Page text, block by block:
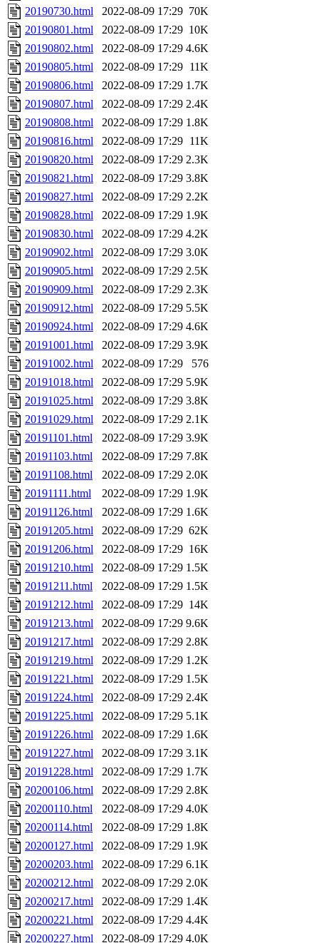
20190730.html
2022-08-09 17:29 70K
20190801.html
2022-08-09 17:29 10K
20190802.html
2022-08-09 17:29 4.6K
20190805.html
2022-08-09 17:29 11K
20190806.html
2022-08-09 17:29 1.7K
20190807.html
2022-08-09 17:29 2.4K
20190808.html
2022-08-09 17:29 1.8K
20190816.html
2022-08-09 17:29 11K
20190820.html
2022-08-09 17:29 2.3K
20190821.html
2022-08-09 17:29 3.8K
20190827.html
2022-08-09 17:29 2.2K
20190828.html
2022-08-09 17:29 1.9K
20190830.html
2022-08-09 17:29 4.2K
20190902.html
2022-08-09 17:29 3.0K
20190905.html
2022-08-09 17:29 2.5K
20190909.html
2022-08-09 17:29 2.3K
20190912.html
2022-08-09 17:29 5.5K
20190924.html
2022-08-09 17:29 4.6K
20191001.html
2022-08-09 17:29 3.9K
20191002.html
2022-08-09 17:29
576
20191018.html
2022-08-09 17:29 5.9K
20191025.html
2022-08-09 17:29 3.8K
20191029.html
2022-08-09 17:29 2.1K
20191101.html
2022-08-09 17:29 3.9K
20191103.html
2022-08-09 17:29 7.8K
20191108.html
2022-08-09 17:29 2.0K
20191111.html
2022-08-09 17:29 1.9K
20191126.html
2022-08-09 17:29 1.6K
20191205.html
2022-08-09 17:29 62K
20191206.html
2022-08-09 17:29 16K
20191210.html
2022-08-09 17:29 1.5K
20191211.html
2022-08-09 17:29 1.5K
20191212.html
2022-08-09 17:29 14K
20191213.html
2022-08-09 17:29 9.6K
20191217.html
2022-08-09 17:29 2.8K
20191219.html
2022-08-09 17:29 1.2K
20191221.html
2022-08-09 17:29 1.5K
20191224.html
2022-08-09 17:29 2.4K
20191225.html
2022-08-09 17:29 5.1K
20191226.html
2022-08-09 17:29 1.6K
20191227.html
2022-08-09 17:29 3.1K
20191228.html
2022-08-09 17:29 1.7K
20200106.html
2022-08-09 17:29 2.8K
20200110.html
2022-08-09 17:29 4.0K
20200114.html
2022-08-09 17:29 1.8K
20200127.html
2022-08-09 17:29 1.9K
20200203.html
2022-08-09 17:29 6.1K
20200212.html
2022-08-09 17:29 2.0K
20200217.html
2022-08-09 17:29 1.4K
20200221.html
2022-08-09 17:29 4.4K
20200227.html
2022-08-09 17:29 4.0K